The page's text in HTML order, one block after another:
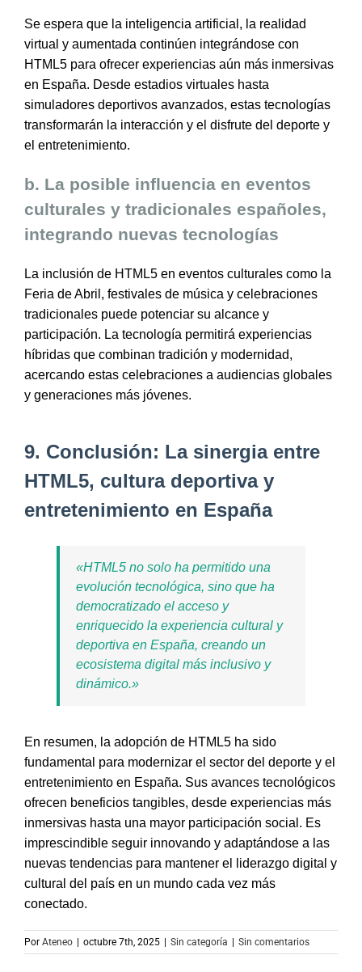
Se espera que la inteligencia artificial, la realidad
virtual y aumentada continúen integrándose con
HTML5 para ofrecer experiencias aún más inmersivas
en España. Desde estadios virtuales hasta
simuladores deportivos avanzados, estas tecnologías
transformarán la interacción y el disfrute del deporte y
el entretenimiento.
b. La posible influencia en eventos
culturales y tradicionales españoles,
integrando nuevas tecnologías
La inclusión de HTML5 en eventos culturales como la
Feria de Abril, festivales de música y celebraciones
tradicionales puede potenciar su alcance y
participación. La tecnología permitirá experiencias
híbridas que combinan tradición y modernidad,
acercando estas celebraciones a audiencias globales
y generaciones más jóvenes.
9. Conclusión: La sinergia entre
HTML5, cultura deportiva y
entretenimiento en España
«HTML5 no solo ha permitido una
evolución tecnológica, sino que ha
democratizado el acceso y
enriquecido la experiencia cultural y
deportiva en España, creando un
ecosistema digital más inclusivo y
dinámico.»
En resumen, la adopción de HTML5 ha sido
fundamental para modernizar el sector del deporte y el
entretenimiento en España. Sus avances tecnológicos
ofrecen beneficios tangibles, desde experiencias más
inmersivas hasta una mayor participación social. Es
imprescindible seguir innovando y adaptándose a las
nuevas tendencias para mantener el liderazgo digital y
cultural del país en un mundo cada vez más
conectado.
Por Ateneo | octubre 7th, 2025 | Sin categoría | Sin comentarios